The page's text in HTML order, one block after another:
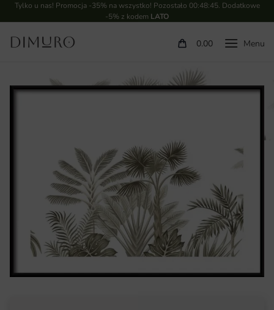
Tylko u nas! Promocja -35% na wszystko! Pozostało 00:48:44. Dodatkowe
-5% z kodem LATO
0.00